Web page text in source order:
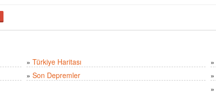
» Türkiye Haritası »
» Son Depremler »
»